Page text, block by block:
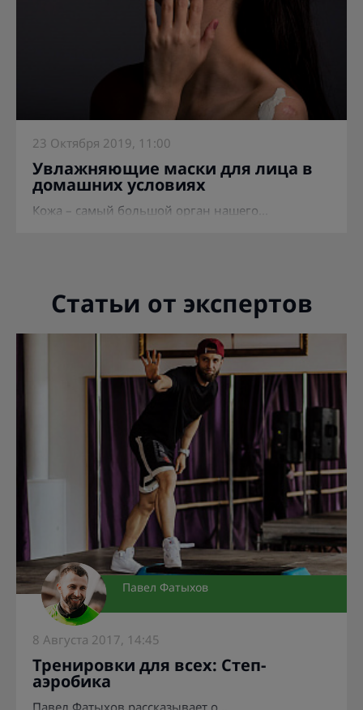
23 Октября 2019, 11:00
Увлажняющие маски для лица в
домашних условиях
Кожа – самый большой орган нашего...
Статьи от экспертов
Павел Фатыхов
8 Августа 2017, 14:45
Тренировки для всех: Степ-
аэробика
Павел Фатыхов рассказывает о...